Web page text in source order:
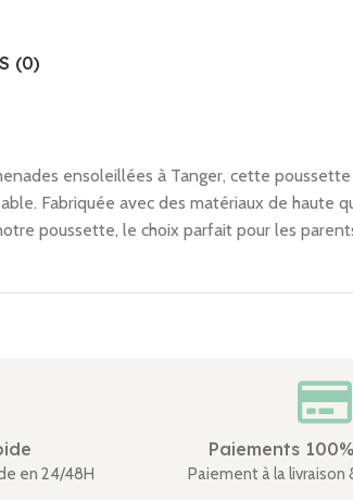
(0)
ensoleillées à Tanger, cette
Fabriquée avec des matériaux de haute
poussette, le choix parfait pour les
en 24/48H
Paiements
Paiement à la livraison